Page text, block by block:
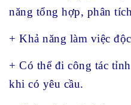
năng tổng hợp, phân
+ Khả năng làm việc
+ Có thể đi công tác
khi có yêu cầu.